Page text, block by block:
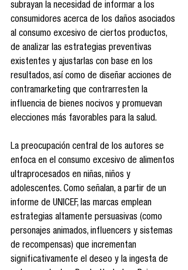
subrayan la necesidad de informar a los
consumidores acerca de los daños asociados
al consumo excesivo de ciertos productos,
de analizar las estrategias preventivas
existentes y ajustarlas con base en los
resultados, así como de diseñar acciones de
contramarketing que contrarresten la
influencia de bienes nocivos y promuevan
elecciones más favorables para la salud.
La preocupación central de los autores se
enfoca en el consumo excesivo de alimentos
ultraprocesados en niñas, niños y
adolescentes. Como señalan, a partir de un
informe de UNICEF, las marcas emplean
estrategias altamente persuasivas (como
personajes animados, influencers y sistemas
de recompensas) que incrementan
significativamente el deseo y la ingesta de